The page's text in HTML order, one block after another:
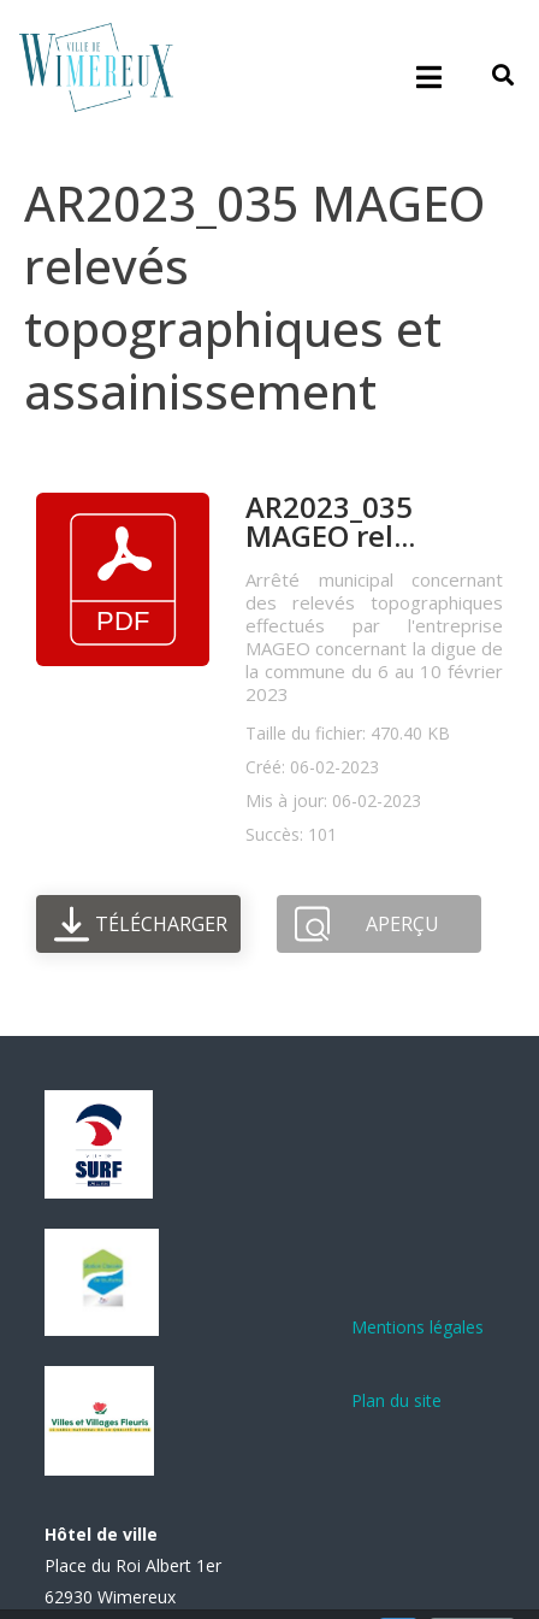
AR2023_035 MAGEO
relevés
topographiques et
assainissement
AR2023_035
MAGEO rel...
Arrêté municipal concernant
des relevés topographiques
effectués par l'entreprise
MAGEO concernant la digue de
la commune du 6 au 10 février
2023
Taille du fichier: 470.40 KB
Créé: 06-02-2023
Mis à jour: 06-02-2023
Succès: 101
TÉLÉCHARGER APERÇU
Hôtel de ville
Place du Roi Albert 1er
62930 Wimereux
Mentions légales
Plan du site